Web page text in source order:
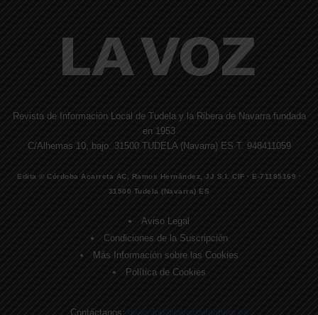
Revista de Información Local de Tudela y la Ribera de Navarra fundada
en 1953
C/Alhemas 10, bajo. 31500 TUDELA (Navarra) ES T. 948411059
Edita © Córdoba Acarreta AC, Ramos Hernández, JJ S.I. CIF · E-71185169 ·
31500 Tudela (Navarra) ES
Aviso Legal
Condiciones de la Suscripción
Más Información sobre las Cookies
Política de Cookies
Contáctanos: direccion@lavozdelaribera.es